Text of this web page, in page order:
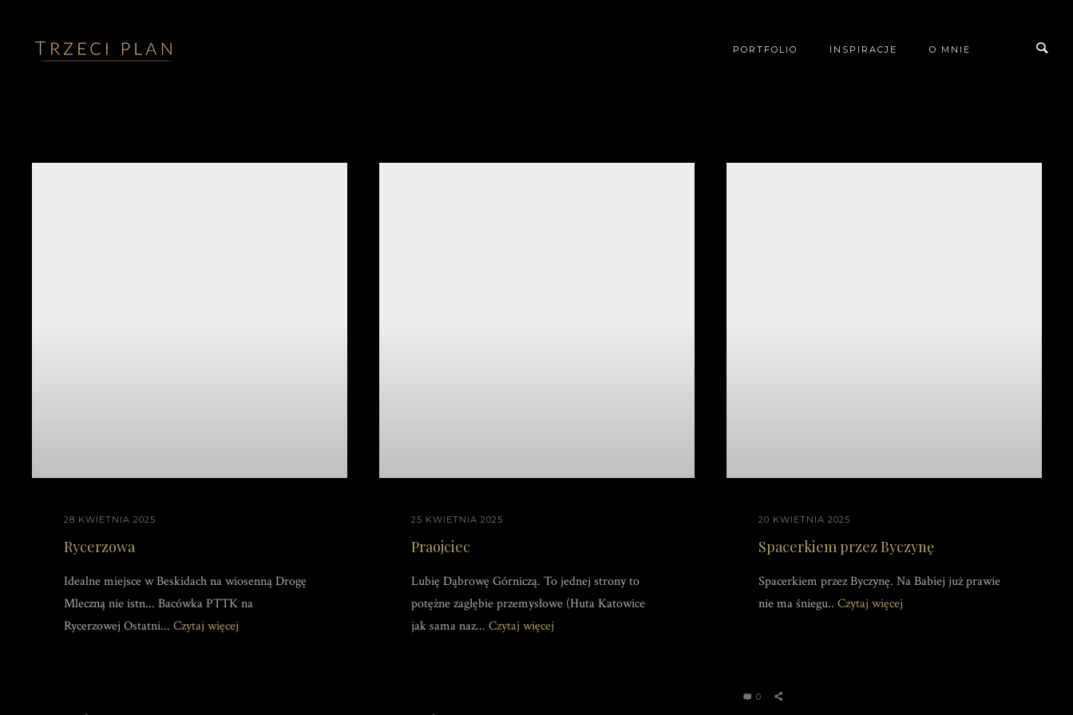
PORTFOLIO INSPIRACJE O MNIE
28 KWIETNIA 2025
Rycerzowa
Idealne miejsce w Beskidach na wiosenną Drogę
Mleczną nie istn... Bacówka PTTK na
Rycerzowej Ostatni... Czytaj więcej
25 KWIETNIA 2025
Praojciec
Lubię Dąbrowę Górniczą. To jednej strony to
potężne zagłębie przemysłowe (Huta Katowice
jak sama naz... Czytaj więcej
20 KWIETNIA 2025
Spacerkiem przez Byczynę
Spacerkiem przez Byczynę. Na Babiej już prawie
nie ma śniegu.. Czytaj więcej
0